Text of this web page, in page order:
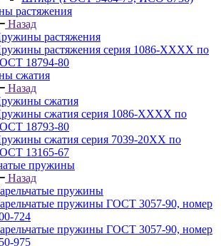
растяжения
Назад
растяжения
растяжения серия 1086-ХХХХ по
18794‑80
сжатия
Назад
сжатия
сжатия серия 1086-ХХХХ по
18793‑80
сжатия серия 7039-20ХХ по
13165‑67
пружины
Назад
пружины
пружины ГОСТ 3057-90, номер
724
пружины ГОСТ 3057-90, номер
975